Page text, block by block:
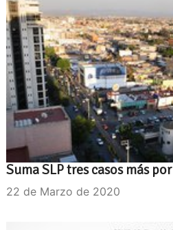
Suma SLP tres casos más
22 de Marzo de 2020